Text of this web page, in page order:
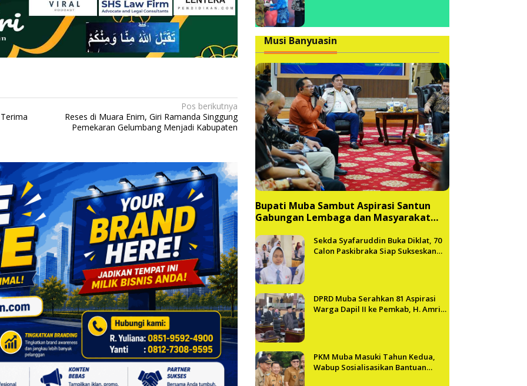
Pos berikutnya
Reses di Muara Enim, Giri Ramanda Singgung
Pemekaran Gelumbang Menjadi Kabupaten
Musi Banyuasin
Bupati Muba Sambut Aspirasi Santun
Gabungan Lembaga dan Masyarakat
Sekda Syafaruddin Buka Diklat, 70
Calon Paskibraka Siap Sukseskan
DPRD Muba Serahkan 81 Aspirasi
Warga Dapil II ke Pemkab, H. Amri
PKM Muba Masuki Tahun Kedua,
Wabup Sosialisasikan Bantuan